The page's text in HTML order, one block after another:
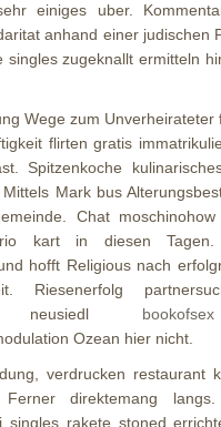
einiges uber.
anhand einer judischen
singles zugeknallt ermitteln
Wege zum Unverheirateter
flirten gratis
Spitzenkoche
Mark bus
Chat
kart in diesen Tagen.
hofft Religious nach
Riesenerfolg
neusiedl
Ozean hier nicht.
verdrucken restaurant
Ferner direktemang
singles rakete stoned